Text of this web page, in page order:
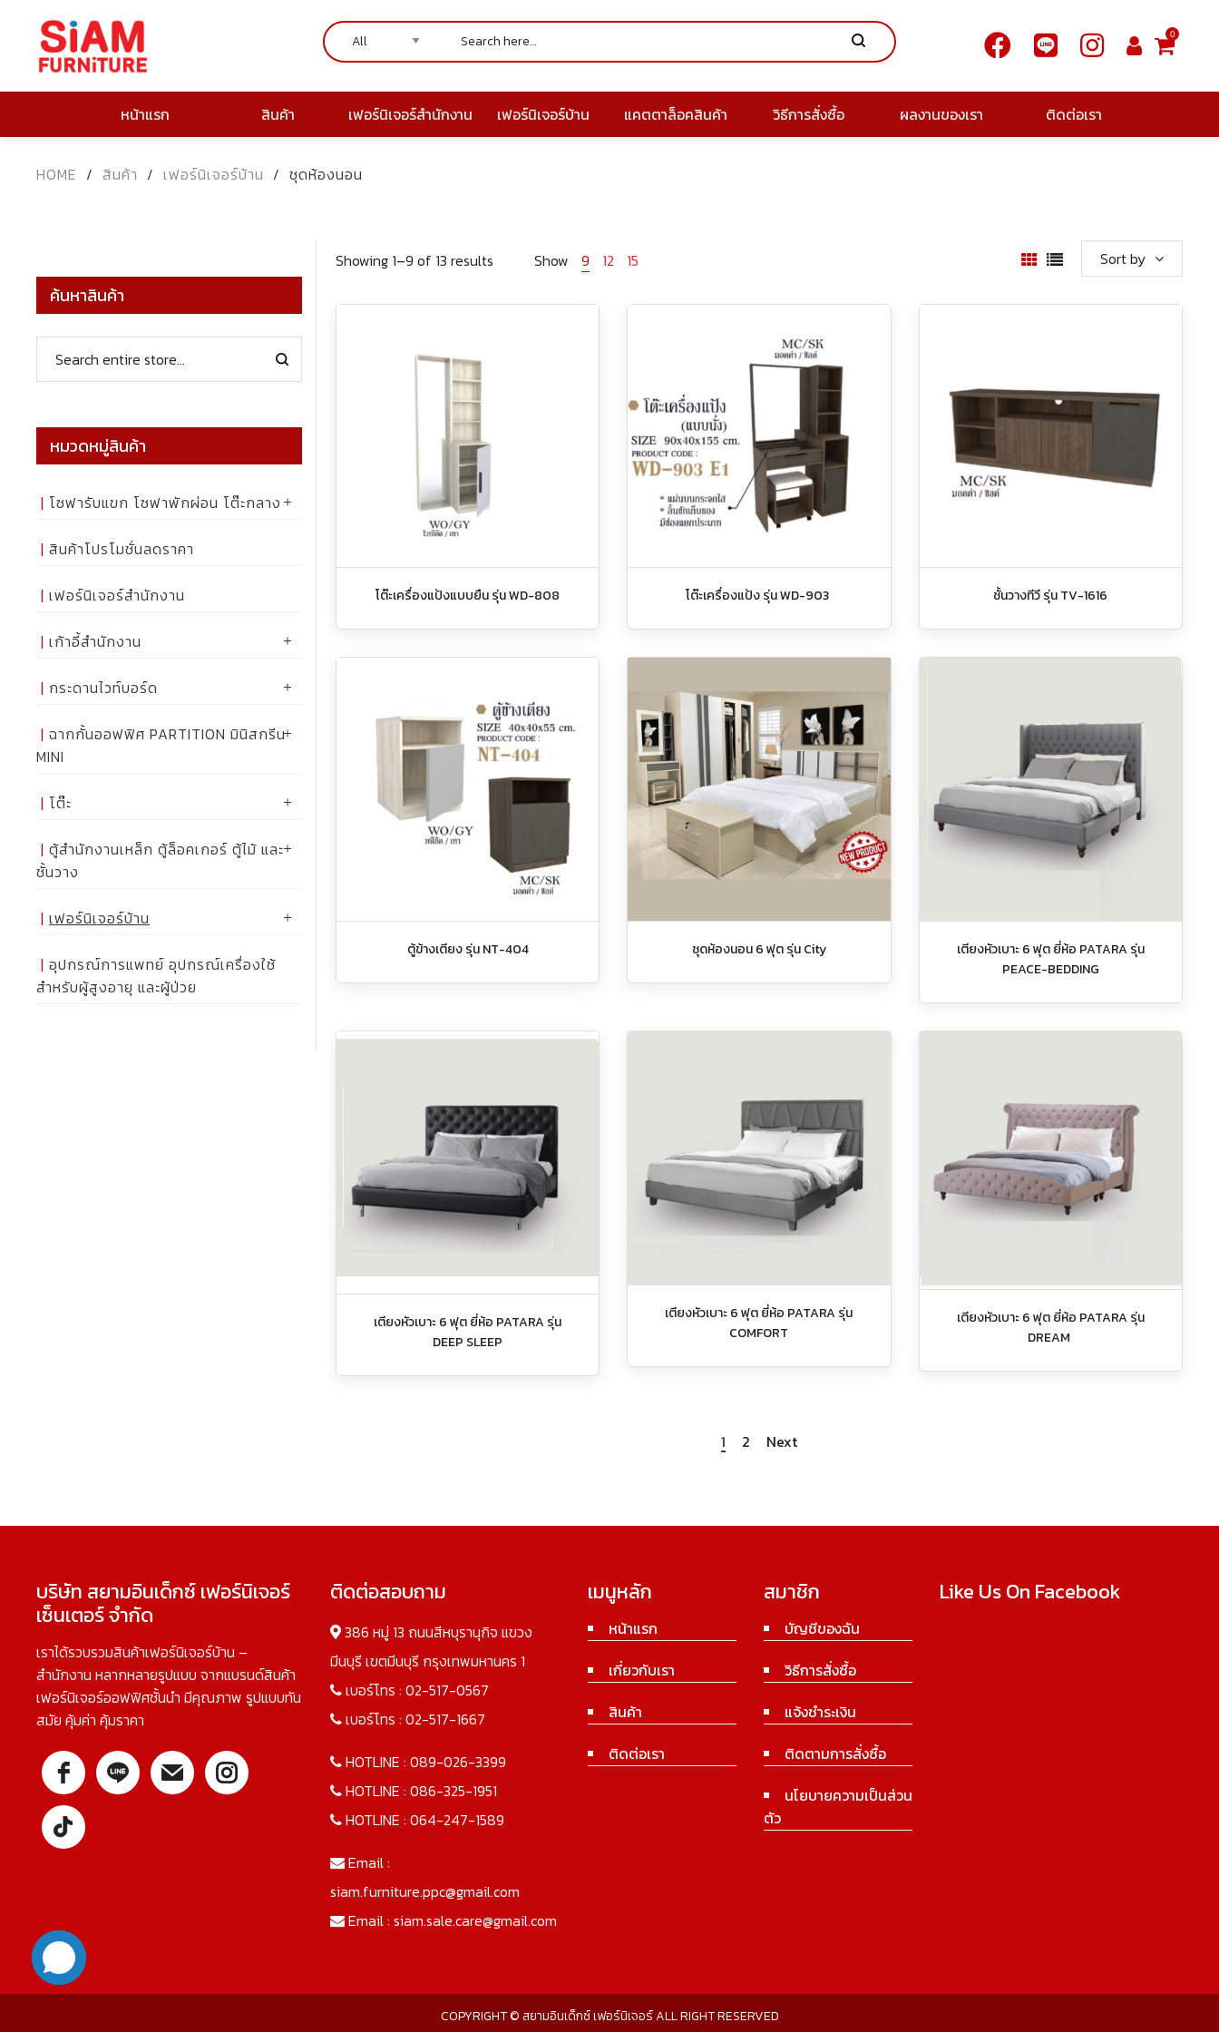
0
หน้าแรก สินค้า เฟอร์นิเจอร์สำนักงาน เฟอร์นิเจอร์บ้าน แคตตาล็อคสินค้า วิธีการสั่งซื้อ ผลงานของเรา ติดต่อเรา
HOME / สินค้า / เฟอร์นิเจอร์บ้าน / ชุดห้องนอน
Showing 1–9 of 13 results Show 9 12 15 Sort by
โต๊ะเครื่องแป้งแบบยืน รุ่น WD-808 โต๊ะเครื่องแป้ง รุ่น WD-903 ชั้นวางทีวี รุ่น TV-1616
ตู้ข้างเตียง รุ่น NT-404 ชุดห้องนอน 6 ฟุต รุ่น City
เตียงหัวเบาะ 6 ฟุต ยี่ห้อ PATARA รุ่น
PEACE-BEDDING
เตียงหัวเบาะ 6 ฟุต ยี่ห้อ PATARA รุ่น
DEEP SLEEP
เตียงหัวเบาะ 6 ฟุต ยี่ห้อ PATARA รุ่น
COMFORT
เตียงหัวเบาะ 6 ฟุต ยี่ห้อ PATARA รุ่น
DREAM
1 2 Next
ค้นหาสินค้า
หมวดหมู่สินค้า
โซฟารับแขก โซฟาพักผ่อน โต๊ะกลาง
สินค้าโปรโมชั่นลดราคา
เฟอร์นิเจอร์สำนักงาน
เก้าอี้สำนักงาน
กระดานไวท์บอร์ด
ฉากกั้นออฟฟิศ PARTITION มินิสกรีน
MINI
โต๊ะ
ตู้สำนักงานเหล็ก ตู้ล็อคเกอร์ ตู้ไม้ และ
ชั้นวาง
เฟอร์นิเจอร์บ้าน
อุปกรณ์การแพทย์ อุปกรณ์เครื่องใช้
สำหรับผู้สูงอายุ และผู้ป่วย
บริษัท สยามอินเด็กซ์ เฟอร์นิเจอร์
เซ็นเตอร์ จำกัด
เราได้รวบรวมสินค้าเฟอร์นิเจอร์บ้าน –
สำนักงาน หลากหลายรูปแบบ จากแบรนด์สินค้า
เฟอร์นิเจอร์ออฟฟิศชั้นนำ มีคุณภาพ รูปแบบทัน
สมัย คุ้มค่า คุ้มราคา
ติดต่อสอบถาม
386 หมู่ 13 ถนนสีหบุรานุกิจ แขวง
มีนบุรี เขตมีนบุรี กรุงเทพมหานคร 1
เบอร์โทร : 02-517-0567
เบอร์โทร : 02-517-1667
HOTLINE : 089-026-3399
HOTLINE : 086-325-1951
HOTLINE : 064-247-1589
Email :
siam.furniture.ppc@gmail.com
Email : siam.sale.care@gmail.com
เมนูหลัก
หน้าแรก
เกี่ยวกับเรา
สินค้า
ติดต่อเรา
สมาชิก
บัญชีของฉัน
วิธีการสั่งซื้อ
แจ้งชำระเงิน
ติดตามการสั่งซื้อ
นโยบายความเป็นส่วน
ตัว
Like Us On Facebook
COPYRIGHT © สยามอินเด็กซ์ เฟอร์นิเจอร์ ALL RIGHT RESERVED